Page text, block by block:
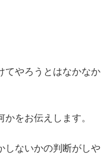
てやろうとはなかなか
をお伝えします。
しないかの判断がしや